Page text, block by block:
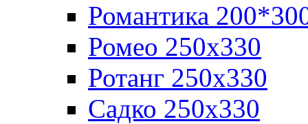
Романтика
Ромео 250x330
Ротанг 250х330
Садко 250х330